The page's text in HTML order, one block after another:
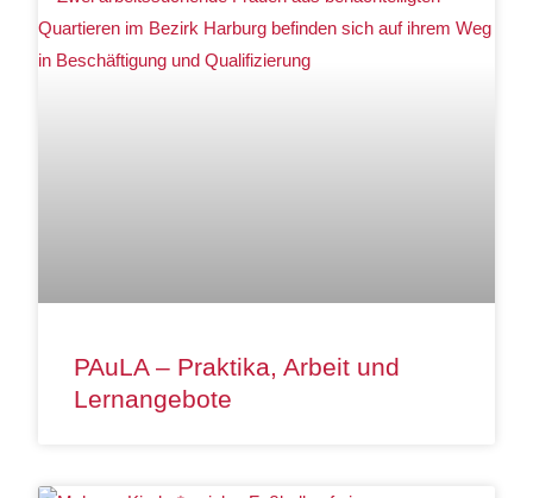
PAuLA – Praktika, Arbeit und
Lernangebote